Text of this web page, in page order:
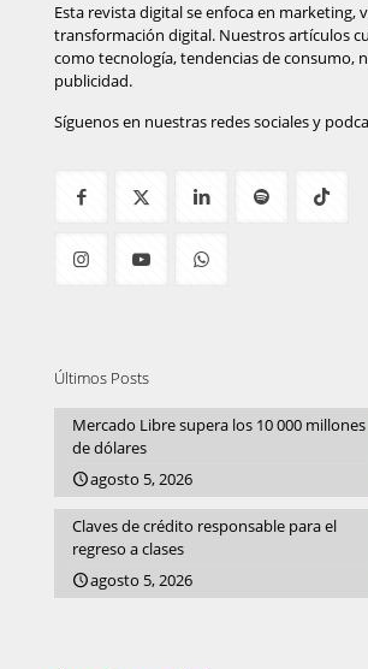
Esta revista digital se enfoca en marketing,
transformación digital. Nuestros artículos
como tecnología, tendencias de consumo,
publicidad.
Síguenos en nuestras redes sociales y
Últimos Posts
Mercado Libre supera los 10 000 millones
de dólares
agosto 5, 2026
Claves de crédito responsable para el
regreso a clases
agosto 5, 2026